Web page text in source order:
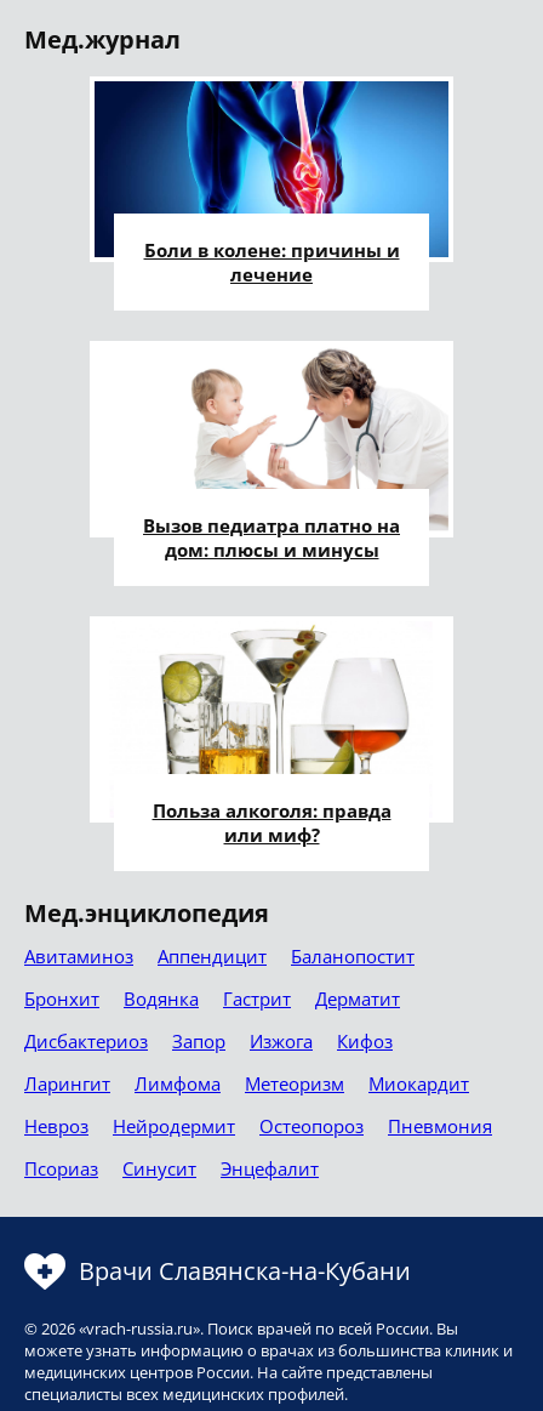
Мед.журнал
Боли в колене: причины и
лечение
Вызов педиатра платно на
дом: плюсы и минусы
Польза алкоголя: правда
или миф?
Мед.энциклопедия
Авитаминоз Аппендицит
Баланопостит
Бронхит
Водянка Гастрит
Дерматит
Дисбактериоз
Запор Изжога
Кифоз
Ларингит
Лимфома Метеоризм
Миокардит
Невроз
Нейродермит Остеопороз
Пневмония
Псориаз
Синусит Энцефалит
Врачи Славянска-на-Кубани
© 2026 «vrach-russia.ru». Поиск врачей по всей России. Вы
можете узнать информацию о врачах из большинства клиник и
медицинских центров России. На сайте представлены
специалисты всех медицинских профилей.